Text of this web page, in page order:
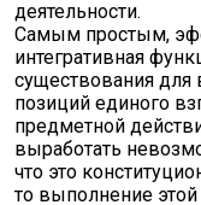
деятельности.
Самым простым,
интегративная
существования для
позиций единого
предметной
выработать
что это
то выполнение